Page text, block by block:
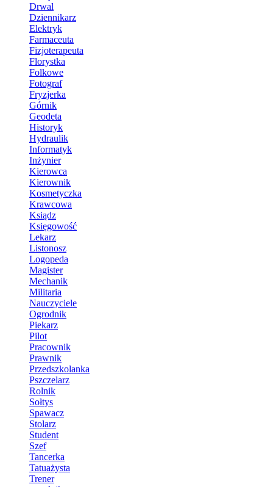
Drwal
Dziennikarz
Elektryk
Farmaceuta
Fizjoterapeuta
Florystka
Folkowe
Fotograf
Fryzjerka
Górnik
Geodeta
Historyk
Hydraulik
Informatyk
Inżynier
Kierowca
Kierownik
Kosmetyczka
Krawcowa
Ksiądz
Księgowość
Lekarz
Listonosz
Logopeda
Magister
Mechanik
Militaria
Nauczyciele
Ogrodnik
Piekarz
Pilot
Pracownik
Prawnik
Przedszkolanka
Pszczelarz
Rolnik
Sołtys
Spawacz
Stolarz
Student
Szef
Tancerka
Tatuażysta
Trener